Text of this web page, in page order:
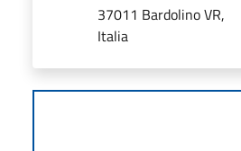
37011 Bardolino VR,
Italia